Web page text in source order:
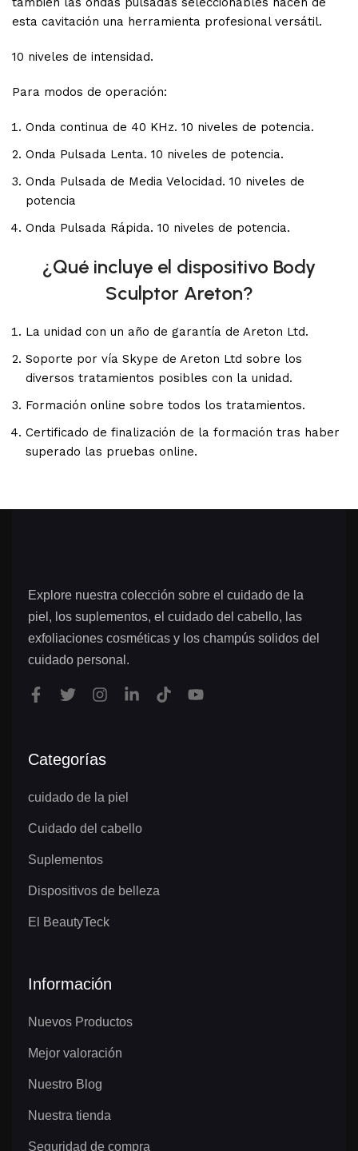
esta cavitación una herramienta profesional versátil.
10 niveles de intensidad.
Para modos de operación:
Onda continua de 40 KHz. 10 niveles de potencia.
Onda Pulsada Lenta. 10 niveles de potencia.
Onda Pulsada de Media Velocidad. 10 niveles de
potencia
Onda Pulsada Rápida. 10 niveles de potencia.
¿Qué incluye el dispositivo Body
Sculptor Areton?
La unidad con un año de garantía de Areton Ltd.
Soporte por vía Skype de Areton Ltd sobre los
diversos tratamientos posibles con la unidad.
Formación online sobre todos los tratamientos.
Certificado de finalización de la formación tras haber
superado las pruebas online.
Explore nuestra colección sobre el cuidado de la
piel, los suplementos, el cuidado del cabello, las
exfoliaciones cosméticas y los champús solidos del
cuidado personal.
Categorías
cuidado de la piel
Cuidado del cabello
Suplementos
Dispositivos de belleza
El BeautyTeck
Información
Nuevos Productos
Mejor valoración
Nuestro Blog
Nuestra tienda
Seguridad de compra